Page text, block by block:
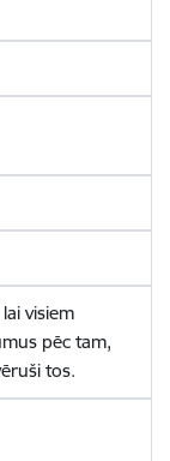
visiem
pēc tam,
tos.